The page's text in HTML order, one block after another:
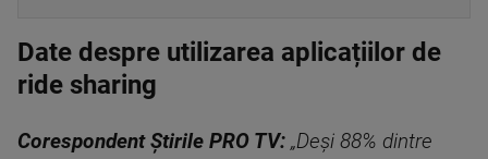
Date despre utilizarea aplicațiilor de
ride sharing
Corespondent Știrile PRO TV: „Deși 88% dintre